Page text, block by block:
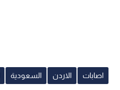
اصابات الاردن السعودية